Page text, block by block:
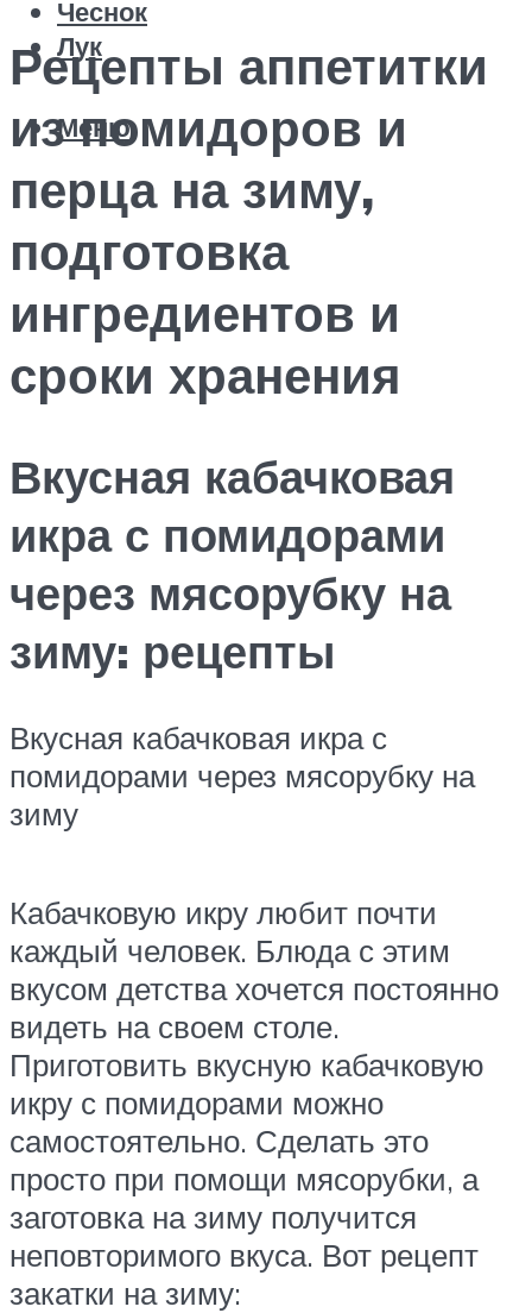
Чеснок
Лук
Меню
Рецепты аппетитки
из помидоров и
перца на зиму,
подготовка
ингредиентов и
сроки хранения
Вкусная кабачковая
икра с помидорами
через мясорубку на
зиму: рецепты
Вкусная кабачковая икра с
помидорами через мясорубку на
зиму
Кабачковую икру любит почти
каждый человек. Блюда с этим
вкусом детства хочется постоянно
видеть на своем столе.
Приготовить вкусную кабачковую
икру с помидорами можно
самостоятельно. Сделать это
просто при помощи мясорубки, а
заготовка на зиму получится
неповторимого вкуса. Вот рецепт
закатки на зиму: